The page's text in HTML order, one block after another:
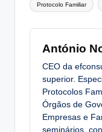
Protocolo Familiar
António
CEO da
superior.
Protocolos
Órgãos de
Empresas e
seminários,